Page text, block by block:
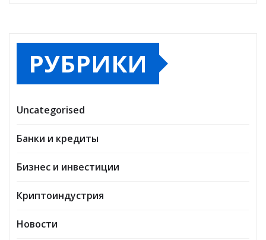
РУБРИКИ
Uncategorised
Банки и кредиты
Бизнес и инвестиции
Криптоиндустрия
Новости